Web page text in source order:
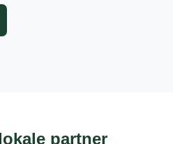
partner